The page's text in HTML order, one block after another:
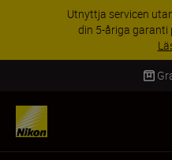
RABATT PÅ
utvalda tillbehör,
dag